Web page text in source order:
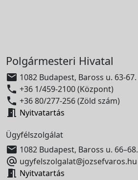
Polgármesteri Hivatal
 1082 Budapest, Baross u. 63-67.
 +36 1/459-2100 (Központ)
 +36 80/277-256 (Zöld szám)
 Nyitvatartás
Ügyfélszolgálat
 1082 Budapest, Baross u. 66–68.
 ugyfelszolgalat@jozsefvaros.hu
 Nyitvatartás